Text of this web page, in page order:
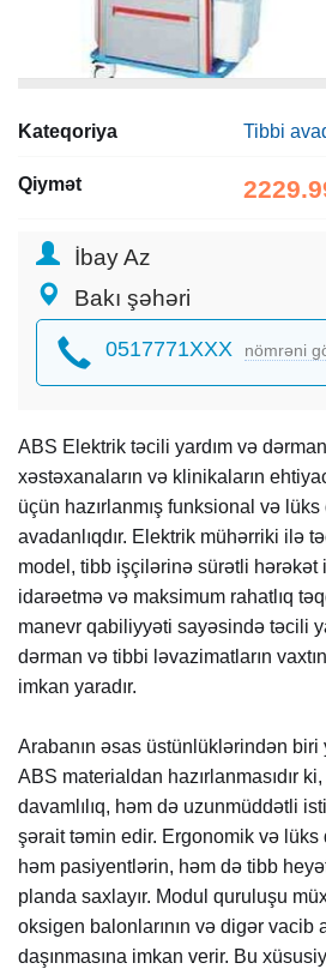
Kateqoriya Tibbi
Qiymət
İbay Az
Bakı şəhəri
0517771XXX nömrəni
ABS Elektrik təcili yardım və
xəstəxanaların və klinikaların
üçün hazırlanmış funksional və
avadanlıqdır. Elektrik mühərriki ilə
model, tibb işçilərinə sürətli hərəkət
idarəetmə və maksimum rahatlıq
manevr qabiliyyəti sayəsində təcili
dərman və tibbi ləvazimatların
imkan yaradır.
Arabanın əsas üstünlüklərindən biri
ABS materialdan hazırlanmasıdır
davamlılıq, həm də uzunmüddətli
şərait təmin edir. Ergonomik və lüks
həm pasiyentlərin, həm də tibb
planda saxlayır. Modul quruluşu
oksigen balonlarının və digər vacib
daşınmasına imkan verir. Bu